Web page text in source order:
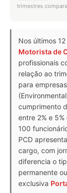
trimestres
Nos últimos
Motorista de
profissionais
relação ao
para
cumprimento
entre 2% e
100
PCD
cargo, com
diferencia o
permanente
exclusiva